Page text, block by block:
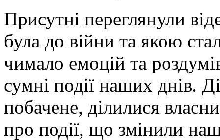
Присутні переглянули
була до війни та якою
чимало емоцій та
сумні події наших днів.
побачене, ділилися
про події, що змінили